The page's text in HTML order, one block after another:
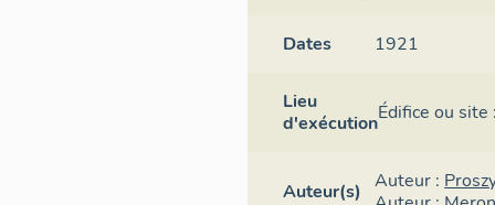
Dates 1921
Lieu
d'exécutionÉdifice ou
Auteur(s) Auteur :